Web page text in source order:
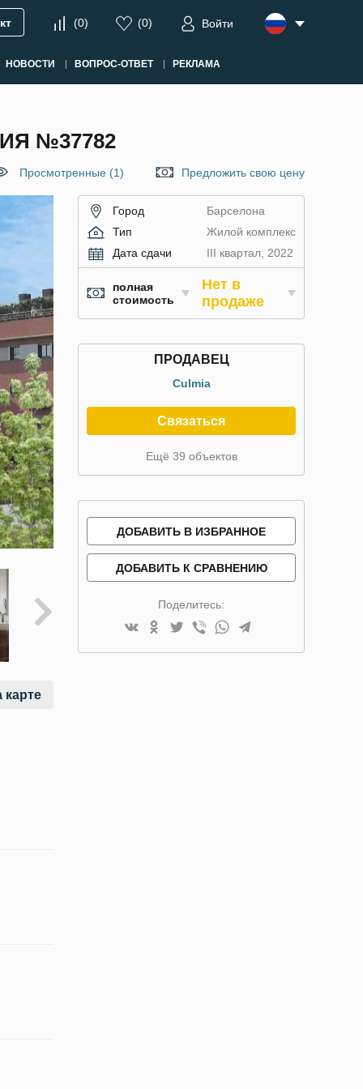
(0) (0) Войти
НОВОСТИ ВОПРОС-ОТВЕТ РЕКЛАМА
№37782
Просмотренные (1) Предложить свою цену
карте
Город
Барселона
Тип
Жилой комплекс
Дата сдачи
III квартал, 2022
полная
стоимость
Нет в
продаже
ПРОДАВЕЦ
Culmia
Связаться
Ещё 39 объектов
ДОБАВИТЬ В ИЗБРАННОЕ
ДОБАВИТЬ К СРАВНЕНИЮ
Поделитесь: